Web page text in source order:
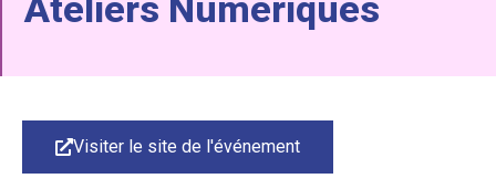
Ateliers Numériques
Visiter le site de l'événement